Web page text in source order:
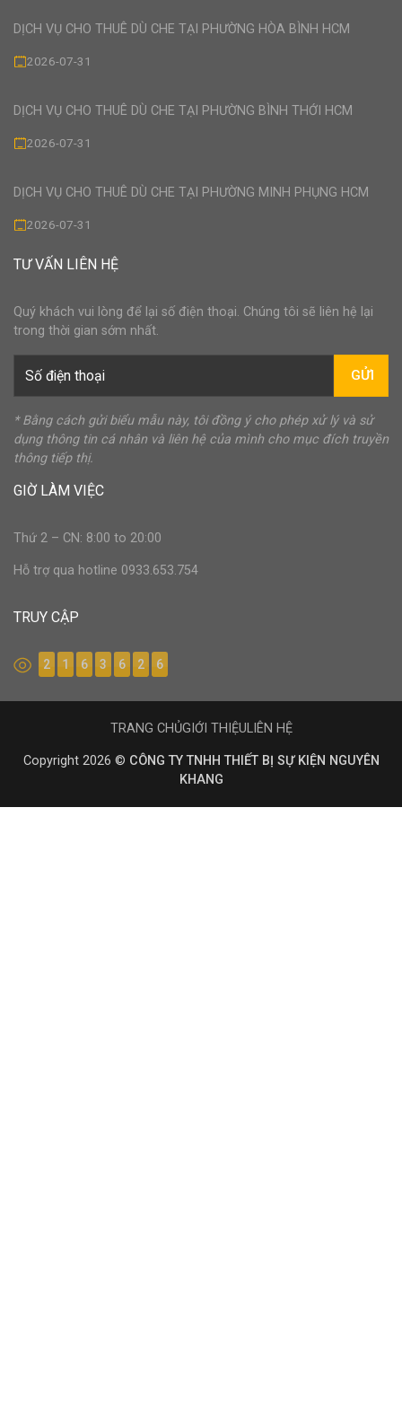
DỊCH VỤ CHO THUÊ DÙ CHE TẠI PHƯỜNG HÒA BÌNH HCM
2026-07-31
DỊCH VỤ CHO THUÊ DÙ CHE TẠI PHƯỜNG BÌNH THỚI HCM
2026-07-31
DỊCH VỤ CHO THUÊ DÙ CHE TẠI PHƯỜNG MINH PHỤNG HCM
2026-07-31
TƯ VẤN LIÊN HỆ
Quý khách vui lòng để lại số điện thoại. Chúng tôi sẽ liên hệ lại
trong thời gian sớm nhất.
GỬI
* Bằng cách gửi biểu mẫu này, tôi đồng ý cho phép xử lý và sử
dụng thông tin cá nhân và liên hệ của mình cho mục đích truyền
thông tiếp thị.
GIỜ LÀM VIỆC
Thứ 2 – CN: 8:00 to 20:00
Hỗ trợ qua hotline 0933.653.754
TRUY CẬP
2 1 6 3 6 2 6
Copyright 2026 © CÔNG TY TNHH THIẾT BỊ SỰ KIỆN NGUYÊN
KHANG
TRANG CHỦGIỚI THIỆULIÊN HỆ